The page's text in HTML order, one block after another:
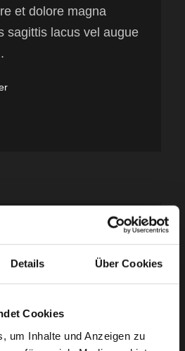
Details Über Cookies
Cookies
um Inhalte und Anzeigen zu
et dolore magna
sagittis lacus vel augue
to post
sit amet, consectetur
et dolore magna
sagittis lacus vel augue